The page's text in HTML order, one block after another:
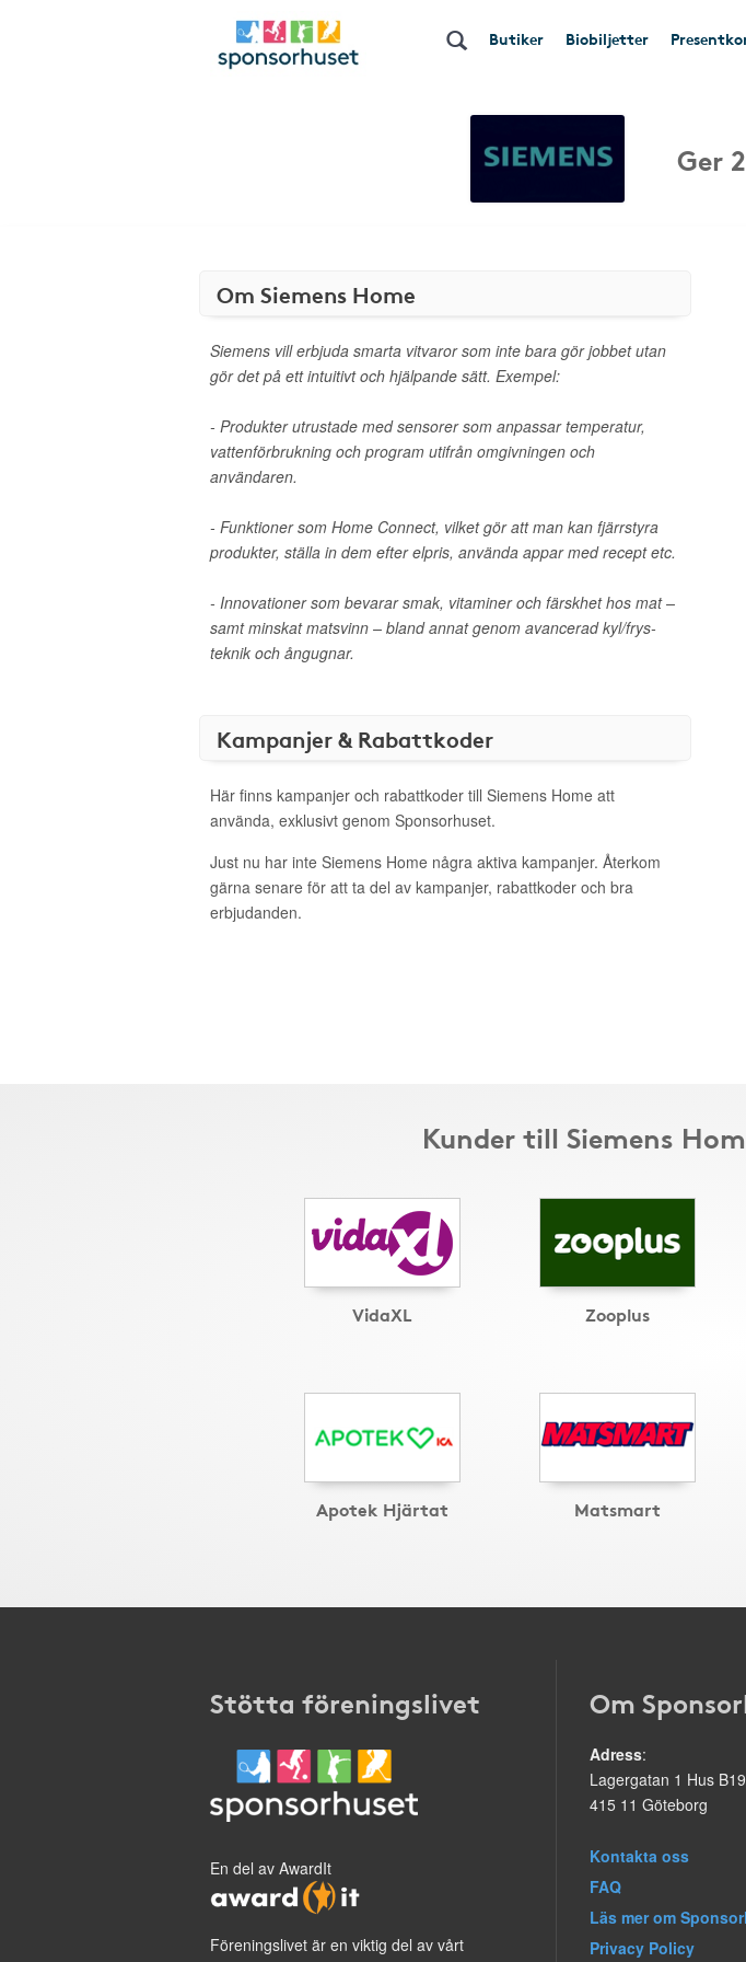
Butiker Biobiljetter
Ger
Om Siemens Home
Siemens vill erbjuda smarta vitvaror som inte bara gör jobbet utan
gör det på ett intuitivt och hjälpande sätt. Exempel:
- Produkter utrustade med sensorer som anpassar temperatur,
vattenförbrukning och program utifrån omgivningen och
användaren.
- Funktioner som Home Connect, vilket gör att man kan fjärrstyra
produkter, ställa in dem efter elpris, använda appar med recept etc.
- Innovationer som bevarar smak, vitaminer och färskhet hos mat –
samt minskat matsvinn – bland annat genom avancerad kyl/frys-
teknik och ångugnar.
Kampanjer & Rabattkoder
Här finns kampanjer och rabattkoder till Siemens Home att
använda, exklusivt genom Sponsorhuset.
Just nu har inte Siemens Home några aktiva kampanjer. Återkom
gärna senare för att ta del av kampanjer, rabattkoder och bra
erbjudanden.
Kunder till Siemens
VidaXL Zooplus
Apotek Hjärtat Matsmart
Stötta föreningslivet
En del av AwardIt
Föreningslivet är en viktig del av vårt
Om
Adress:
Lagergatan 1 Hus
415 11 Göteborg
Kontakta oss
FAQ
Läs mer om
Privacy Policy